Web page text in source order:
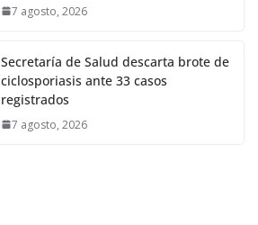
7 agosto, 2026
Secretaría de Salud descarta brote de
ciclosporiasis ante 33 casos
registrados
7 agosto, 2026